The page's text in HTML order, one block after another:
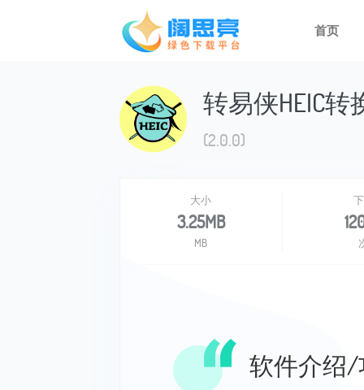
首页
转易侠HEIC转
(2.0.0)
大小
3.25MB
MB
软件介绍/